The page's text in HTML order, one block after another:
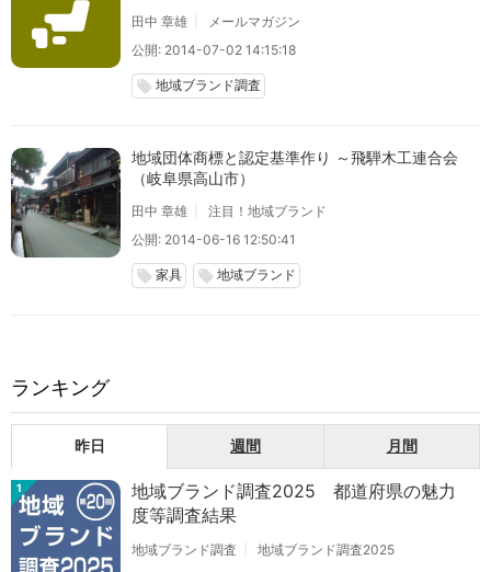
田中 章雄
メールマガジン
公開: 2014-07-02 14:15:18
local_offer 地域ブランド調査
地域団体商標と認定基準作り ～飛騨木工連合会
（岐阜県高山市）
田中 章雄
注目！地域ブランド
公開: 2014-06-16 12:50:41
local_offer 家具 local_offer 地域ブランド
ランキング
昨日 週間 月間
1
地域ブランド調査2025 都道府県の魅力
度等調査結果
地域ブランド調査 地域ブランド調査2025